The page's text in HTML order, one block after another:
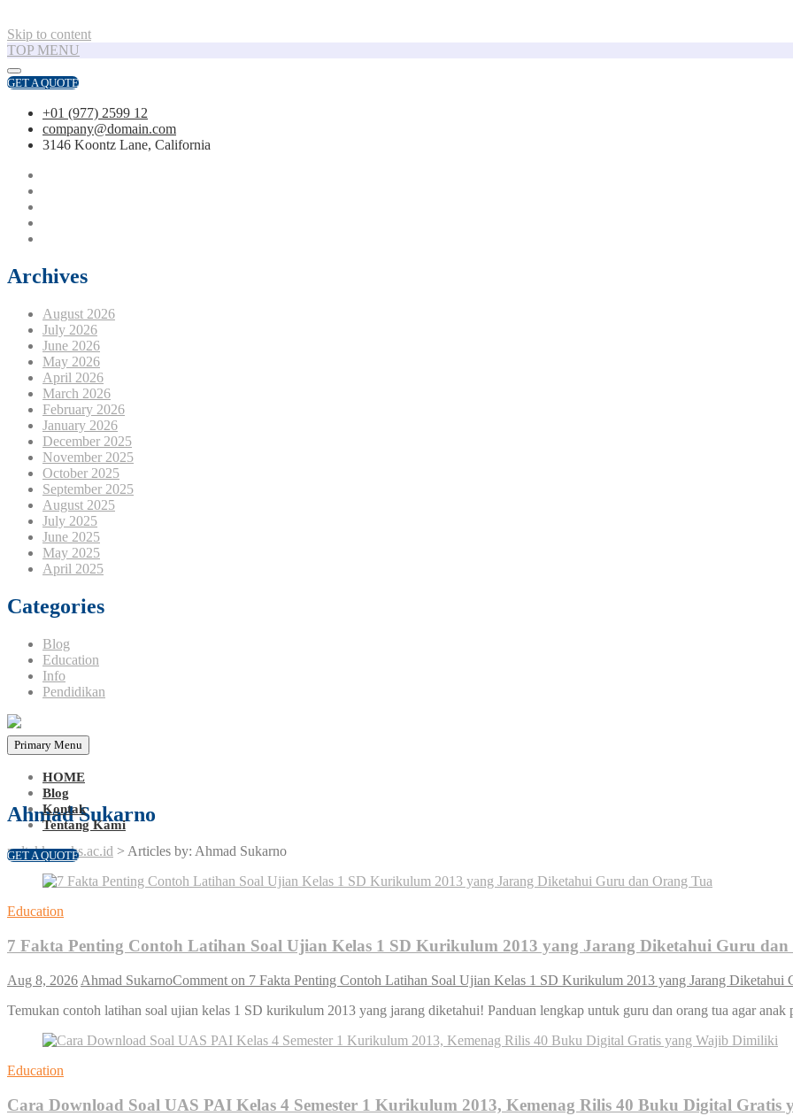
Skip to content
TOP MENU
GET A QUOTE
+01 (977) 2599 12
company@domain.com
3146 Koontz Lane, California
Archives
August 2026
July 2026
June 2026
May 2026
April 2026
March 2026
February 2026
January 2026
December 2025
November 2025
October 2025
September 2025
August 2025
July 2025
June 2025
May 2025
April 2025
Categories
Blog
Education
Info
Pendidikan
Primary Menu
HOME
Blog
Kontak
Tentang Kami
GET A QUOTE
Ahmad Sukarno
poltekkesmks.ac.id > Articles by: Ahmad Sukarno
Education
7 Fakta Penting Contoh Latihan Soal Ujian Kelas 1 SD Kurikulum 2013 yang Jarang Diketahui Guru dan
Aug 8, 2026 Ahmad SukarnoComment on 7 Fakta Penting Contoh Latihan Soal Ujian Kelas 1 SD Kurikulum 2013 yang Jarang Diketahui
Temukan contoh latihan soal ujian kelas 1 SD kurikulum 2013 yang jarang diketahui! Panduan lengkap untuk guru dan orang tua agar anak
Education
Cara Download Soal UAS PAI Kelas 4 Semester 1 Kurikulum 2013, Kemenag Rilis 40 Buku Digital